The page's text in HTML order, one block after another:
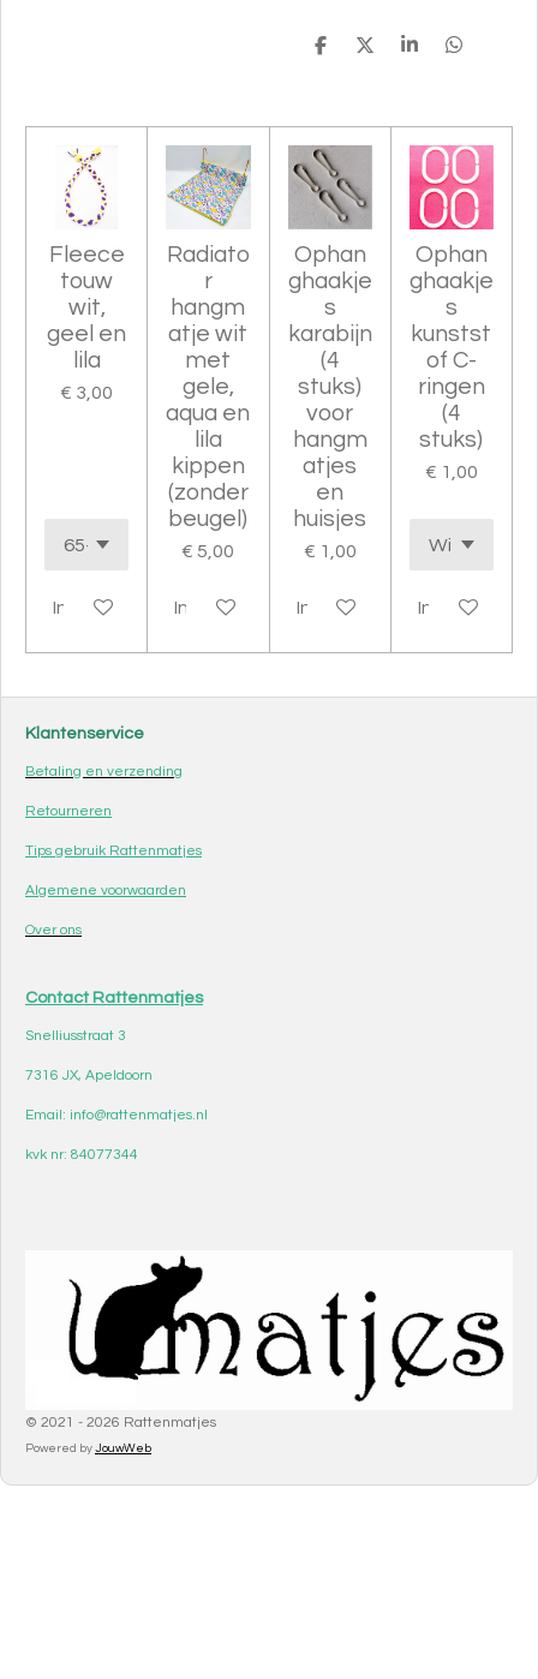
D
D
S
D
Fleece
touw
wit,
geel en
lila
€ 3,00
In winkelwagen
Radiato
r
hangm
atje wit
met
gele,
aqua en
lila
kippen
(zonder
beugel)
€ 5,00
In winkelwagen
Ophan
ghaakje
s
karabijn
(4
stuks)
voor
hangm
atjes
en
huisjes
€ 1,00
In winkelwagen
Ophan
ghaakje
s
kunstst
of C-
ringen
(4
stuks)
€ 1,00
In
Klantenservice
Betaling en verzending
Retourneren
Tips gebruik Rattenmatjes
Algemene voorwaarden
Over ons
Contact Rattenmatjes
Snelliusstraat 3
7316 JX, Apeldoorn
Email: info@rattenmatjes.nl
kvk nr: 84077344
© 2021 - 2026 Rattenmatjes
Powered by JouwWeb